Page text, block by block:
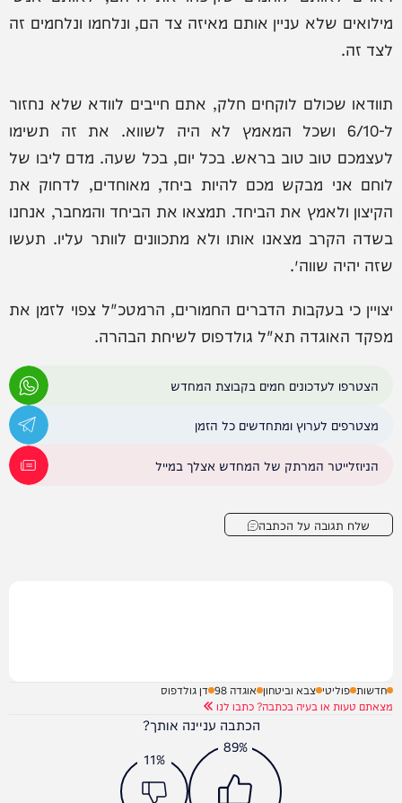
מילואים שלא עניין אותם מאיזה צד הם, ונלחמו ונלחמים זה
לצד זה.
תוודאו שכולם לוקחים חלק, אתם חייבים לוודא שלא נחזור
ל-6/10 ושכל המאמץ לא היה לשווא. את זה תשימו
לעצמכם טוב טוב בראש. בכל יום, בכל שעה. מדם ליבו של
לוחם אני מבקש מכם להיות ביחד, מאוחדים, לדחוק את
הקיצון ולאמץ את הביחד. תמצאו את הביחד והמחבר, אנחנו
בשדה הקרב מצאנו אותו ולא מתכוונים לוותר עליו. תעשו
שזה יהיה שווה״.
יצויין כי בעקבות הדברים החמורים, הרמטכ"ל צפוי לזמן את
מפקד האוגדה תא"ל גולדפוס לשיחת הבהרה.
הצטרפו לעדכונים חמים בקבוצת המחדש
מצטרפים לערוץ ומתחדשים כל הזמן
הניוזלייטר המרתק של המחדש אצלך במייל
שלח תגובה על הכתבה
חדשות פוליטי צבא וביטחון אוגדה 98
דן גולדפוס
מצאתם טעות או בעיה בכתבה? כתבו לנו
הכתבה עניינה אותך?
89%
11%